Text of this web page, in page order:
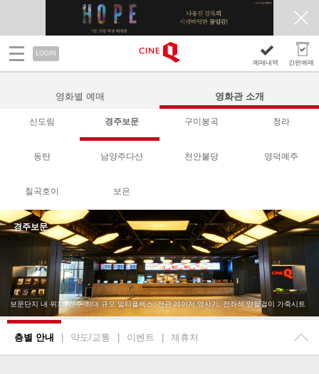
간편예매
예매내역
LOGIN
영화별 예매 영화관 소개
신도림 경주보문 구미봉곡 청라
동탄 남양주다산 천안불당 영덕예주
칠곡호이 보은
경주보문
보문단지 내 위치. 경주 최대 규모 멀티플렉스. 전관 레이저 영사기, 전좌석 양팔걸이 가죽시트
층별 안내 약도/교통 이벤트 제휴처